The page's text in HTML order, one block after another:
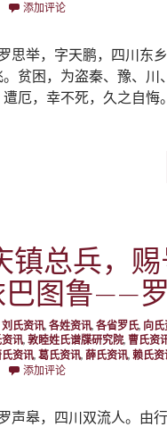
添加评论
思举，字天鹏，四川东
贫困，为盗秦、豫、川
厄，幸不死，久之自悔
镇总兵，
巴图鲁——
刘氏资讯, 各姓资讯, 各省罗氏, 向
讯, 敦睦姓氏谱牒研究院, 曹氏资
资讯, 葛氏资讯, 薛氏资讯, 赖氏资
添加评论
声皋，四川双流人。由